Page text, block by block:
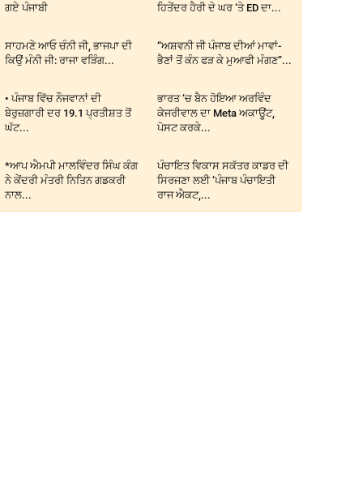
ਗਏ ਪੰਜਾਬੀ
ਹਿਤੇਂਦਰ ਹੈਰੀ ਦੇ ਘਰ ‘ਤੇ ED ਦਾ...
ਸਾਹਮਣੇ ਆਓ ਚੰਨੀ ਜੀ, ਭਾਜਪਾ ਦੀ
ਕਿਉਂ ਮੰਨੀ ਜੀ: ਰਾਜਾ ਵੜਿੰਗ...
“ਅਸ਼ਵਨੀ ਜੀ ਪੰਜਾਬ ਦੀਆਂ ਮਾਵਾਂ-
ਭੈਣਾਂ ਤੋਂ ਕੰਨ ਫੜ ਕੇ ਮੁਆਫੀ ਮੰਗਣ”...
• ਪੰਜਾਬ ਵਿੱਚ ਨੌਜਵਾਨਾਂ ਦੀ
ਬੇਰੁਜ਼ਗਾਰੀ ਦਰ 19.1 ਪ੍ਰਤੀਸ਼ਤ ਤੋਂ
ਘੱਟ...
ਭਾਰਤ ‘ਚ ਬੈਨ ਹੋਇਆ ਅਰਵਿੰਦ
ਕੇਜਰੀਵਾਲ ਦਾ Meta ਅਕਾਊਂਟ,
ਪੋਸਟ ਕਰਕੇ...
*ਆਪ ਐਮਪੀ ਮਾਲਵਿੰਦਰ ਸਿੰਘ ਕੰਗ
ਨੇ ਕੇਂਦਰੀ ਮੰਤਰੀ ਨਿਤਿਨ ਗਡਕਰੀ
ਨਾਲ...
ਪੰਚਾਇਤ ਵਿਕਾਸ ਸਕੱਤਰ ਕਾਡਰ ਦੀ
ਸਿਰਜਣਾ ਲਈ ‘ਪੰਜਾਬ ਪੰਚਾਇਤੀ
ਰਾਜ ਐਕਟ,...